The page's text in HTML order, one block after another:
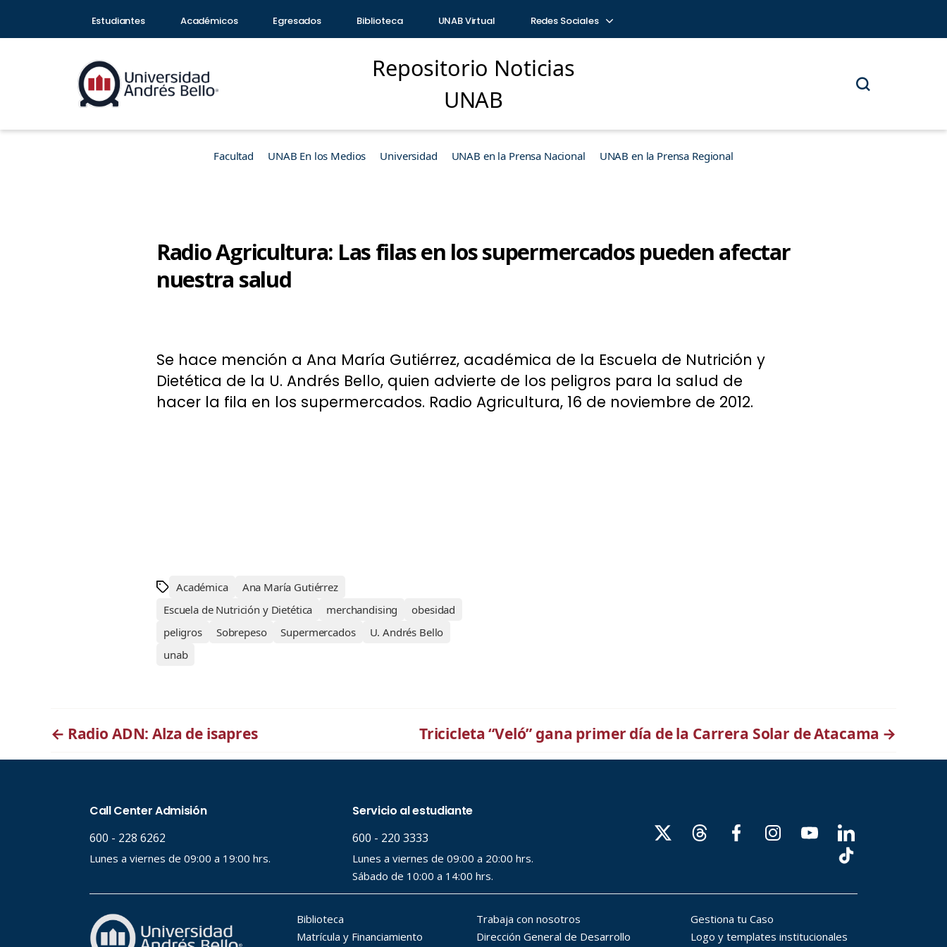
Estudiantes Académicos Egresados Biblioteca UNAB Virtual Redes Sociales
Repositorio Noticias
UNAB
Facultad UNAB En los Medios Universidad UNAB en la Prensa Nacional UNAB en la Prensa Regional
Radio Agricultura: Las filas en los supermercados pueden afectar
nuestra salud
Se hace mención a Ana María Gutiérrez, académica de la Escuela de Nutrición y
Dietética de la U. Andrés Bello, quien advierte de los peligros para la salud de
hacer la fila en los supermercados. Radio Agricultura, 16 de noviembre de 2012.
Académica
Ana María Gutiérrez
Escuela de Nutrición y Dietética
merchandising
obesidad
peligros
Sobrepeso Supermercados
U. Andrés Bello
unab
← Radio ADN: Alza de isapres Tricicleta “Veló” gana primer día de la Carrera Solar de Atacama →